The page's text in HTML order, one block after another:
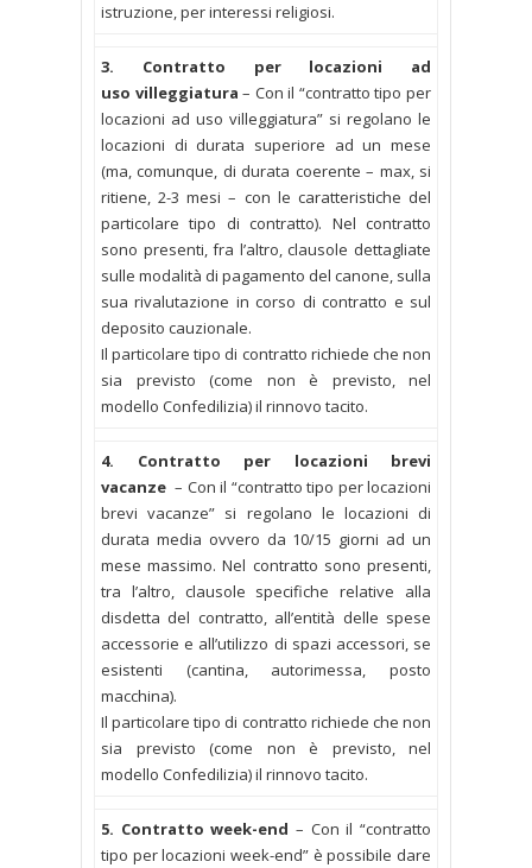
istruzione, per interessi religiosi.
3. Contratto per locazioni ad
uso villeggiatura – Con il “contratto tipo per
locazioni ad uso villeggiatura” si regolano le
locazioni di durata superiore ad un mese
(ma, comunque, di durata coerente – max, si
ritiene, 2-3 mesi – con le caratteristiche del
particolare tipo di contratto). Nel contratto
sono presenti, fra l’altro, clausole dettagliate
sulle modalità di pagamento del canone, sulla
sua rivalutazione in corso di contratto e sul
deposito cauzionale.
Il particolare tipo di contratto richiede che non
sia previsto (come non è previsto, nel
modello Confedilizia) il rinnovo tacito.
4. Contratto per locazioni brevi
vacanze – Con il “contratto tipo per locazioni
brevi vacanze” si regolano le locazioni di
durata media ovvero da 10/15 giorni ad un
mese massimo. Nel contratto sono presenti,
tra l’altro, clausole specifiche relative alla
disdetta del contratto, all’entità delle spese
accessorie e all’utilizzo di spazi accessori, se
esistenti (cantina, autorimessa, posto
macchina).
Il particolare tipo di contratto richiede che non
sia previsto (come non è previsto, nel
modello Confedilizia) il rinnovo tacito.
5. Contratto week-end – Con il “contratto
tipo per locazioni week-end” è possibile dare